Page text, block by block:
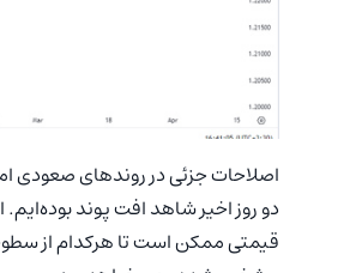
اصلاحات جزئی در روندهای صعودی
دو روز اخیر شاهد افت پوند
قیمتی ممکن است تا هرکدام از